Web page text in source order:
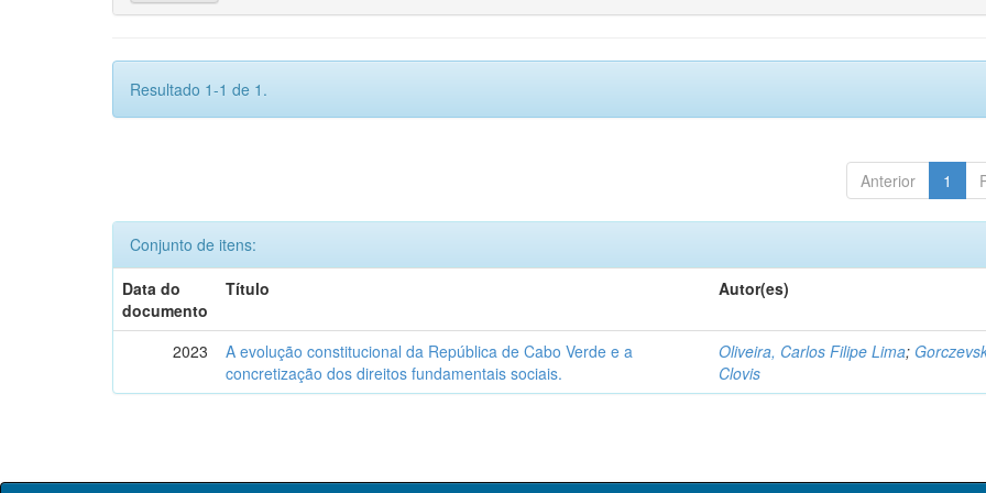
Resultado 1-1 de 1.
Anterior 1
Conjunto de itens:
Data do
documento
Título Autor(es)
2023
A evolução constitucional da República de Cabo Verde e a
concretização dos direitos fundamentais sociais.
Oliveira, Carlos Filipe Lima;
Clovis